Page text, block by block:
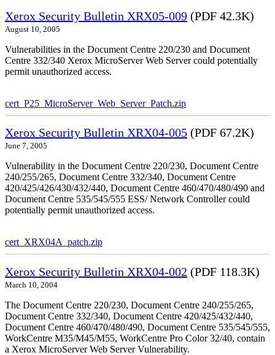
Xerox Security Bulletin XRX05-009 (PDF 42.3K)
August 10, 2005
Vulnerabilities in the Document Centre 220/230 and Document
Centre 332/340 Xerox MicroServer Web Server could potentially
permit unauthorized access.
cert_P25_MicroServer_Web_Server_Patch.zip
Xerox Security Bulletin XRX04-005 (PDF 67.2K)
June 7, 2005
Vulnerability in the Document Centre 220/230, Document Centre
240/255/265, Document Centre 332/340, Document Centre
420/425/426/430/432/440, Document Centre 460/470/480/490 and
Document Centre 535/545/555 ESS/ Network Controller could
potentially permit unauthorized access.
cert_XRX04A_patch.zip
Xerox Security Bulletin XRX04-002 (PDF 118.3K)
March 10, 2004
The Document Centre 220/230, Document Centre 240/255/265,
Document Centre 332/340, Document Centre 420/425/432/440,
Document Centre 460/470/480/490, Document Centre 535/545/555,
WorkCentre M35/M45/M55, WorkCentre Pro Color 32/40, contain
a Xerox MicroServer Web Server Vulnerability.